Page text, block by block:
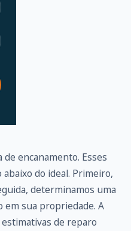
encanamento. Esses
do ideal. Primeiro,
determinamos uma
em sua propriedade. A
de reparo